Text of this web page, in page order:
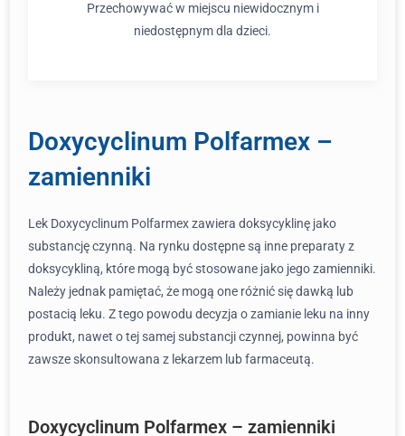
Przechowywać w miejscu niewidocznym i
niedostępnym dla dzieci.
Doxycyclinum Polfarmex –
zamienniki
Lek Doxycyclinum Polfarmex zawiera doksycyklinę jako
substancję czynną. Na rynku dostępne są inne preparaty z
doksycykliną, które mogą być stosowane jako jego zamienniki.
Należy jednak pamiętać, że mogą one różnić się dawką lub
postacią leku. Z tego powodu decyzja o zamianie leku na inny
produkt, nawet o tej samej substancji czynnej, powinna być
zawsze skonsultowana z lekarzem lub farmaceutą.
Doxycyclinum Polfarmex – zamienniki